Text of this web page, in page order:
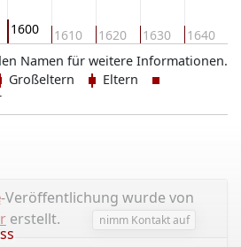
1600 1610 1620 1630 1640
Namen für weitere Informationen.
Großeltern
Eltern
-Veröffentlichung wurde von
erstellt. nimm Kontakt auf